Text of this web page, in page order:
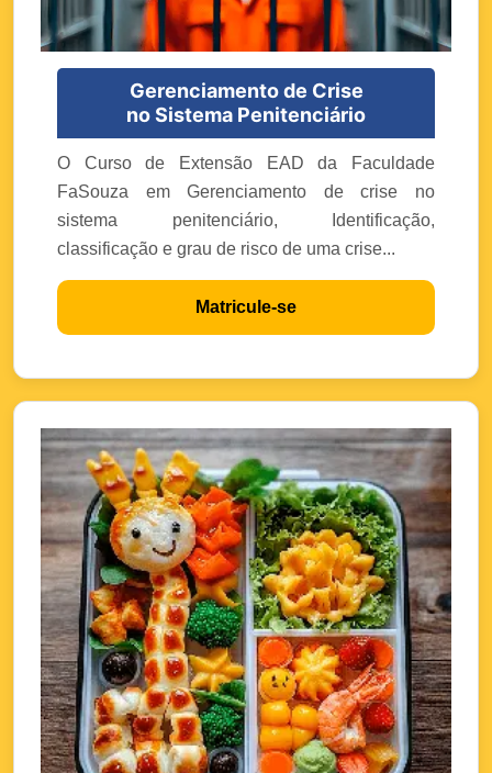
Gerenciamento de Crise
no Sistema Penitenciário
O Curso de Extensão EAD da Faculdade
FaSouza em Gerenciamento de crise no
sistema penitenciário, Identificação,
classificação e grau de risco de uma crise...
Matricule-se